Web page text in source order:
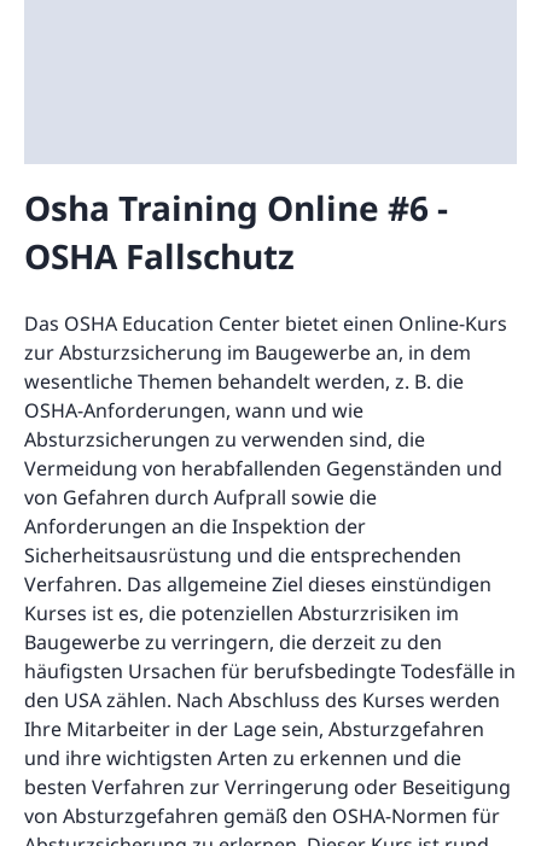
Osha Training Online #6 -
OSHA Fallschutz
Das OSHA Education Center bietet einen Online-Kurs
zur Absturzsicherung im Baugewerbe an, in dem
wesentliche Themen behandelt werden, z. B. die
OSHA-Anforderungen, wann und wie
Absturzsicherungen zu verwenden sind, die
Vermeidung von herabfallenden Gegenständen und
von Gefahren durch Aufprall sowie die
Anforderungen an die Inspektion der
Sicherheitsausrüstung und die entsprechenden
Verfahren. Das allgemeine Ziel dieses einstündigen
Kurses ist es, die potenziellen Absturzrisiken im
Baugewerbe zu verringern, die derzeit zu den
häufigsten Ursachen für berufsbedingte Todesfälle in
den USA zählen. Nach Abschluss des Kurses werden
Ihre Mitarbeiter in der Lage sein, Absturzgefahren
und ihre wichtigsten Arten zu erkennen und die
besten Verfahren zur Verringerung oder Beseitigung
von Absturzgefahren gemäß den OSHA-Normen für